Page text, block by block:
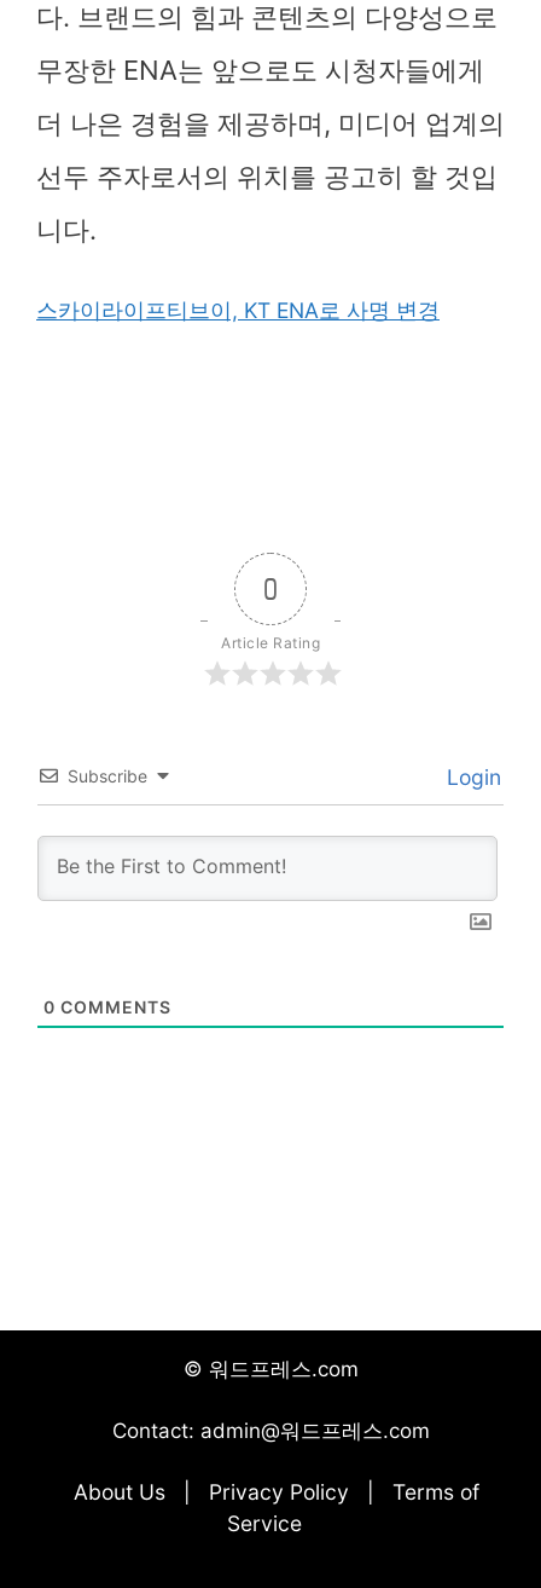
다. 브랜드의 힘과 콘텐츠의 다양성으로
무장한 ENA는 앞으로도 시청자들에게
더 나은 경험을 제공하며, 미디어 업계의
선두 주자로서의 위치를 공고히 할 것입
니다.
스카이라이프티브이, KT ENA로 사명 변경
0
Article Rating
Subscribe Login
0 COMMENTS
© 워드프레스.com
Contact: admin@워드프레스.com
About Us Privacy Policy
Terms of
Service